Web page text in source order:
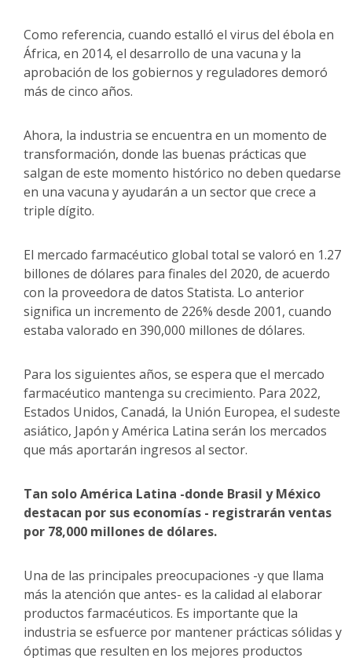
Como referencia, cuando estalló el virus del ébola en
África, en 2014, el desarrollo de una vacuna y la
aprobación de los gobiernos y reguladores demoró
más de cinco años.
Ahora, la industria se encuentra en un momento de
transformación, donde las buenas prácticas que
salgan de este momento histórico no deben quedarse
en una vacuna y ayudarán a un sector que crece a
triple dígito.
El mercado farmacéutico global total se valoró en 1.27
billones de dólares para finales del 2020, de acuerdo
con la proveedora de datos Statista. Lo anterior
significa un incremento de 226% desde 2001, cuando
estaba valorado en 390,000 millones de dólares.
Para los siguientes años, se espera que el mercado
farmacéutico mantenga su crecimiento. Para 2022,
Estados Unidos, Canadá, la Unión Europea, el sudeste
asiático, Japón y América Latina serán los mercados
que más aportarán ingresos al sector.
Tan solo América Latina -donde Brasil y México
destacan por sus economías - registrarán ventas
por 78,000 millones de dólares.
Una de las principales preocupaciones -y que llama
más la atención que antes- es la calidad al elaborar
productos farmacéuticos. Es importante que la
industria se esfuerce por mantener prácticas sólidas y
óptimas que resulten en los mejores productos